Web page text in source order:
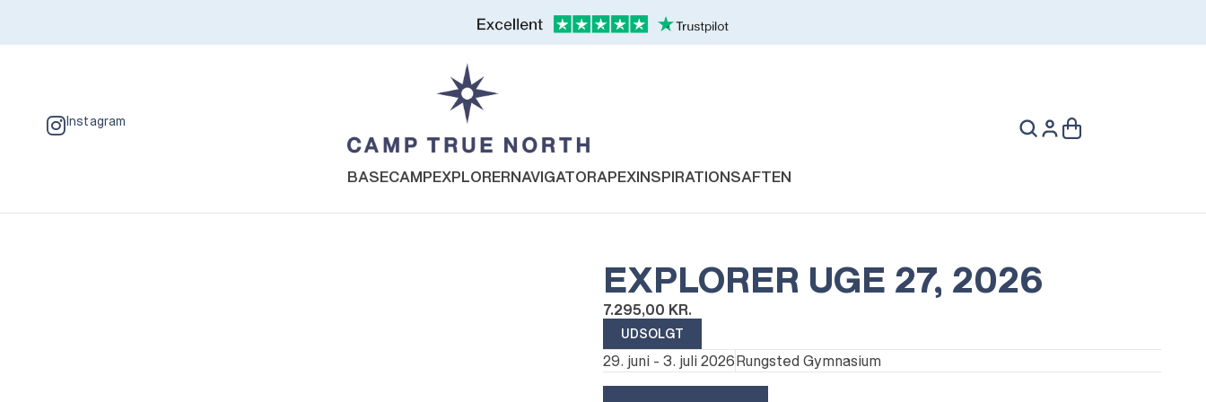
Instagram
BASECAMPEXPLORERNAVIGATORAPEXINSPIRATIONSAFTEN
EXPLORER UGE 27, 2026
7.295,00 KR.
UDSOLGT
29. juni - 3. juli 2026Rungsted Gymnasium